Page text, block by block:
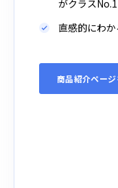
がクラス
直感的にわか
商品紹介ペー